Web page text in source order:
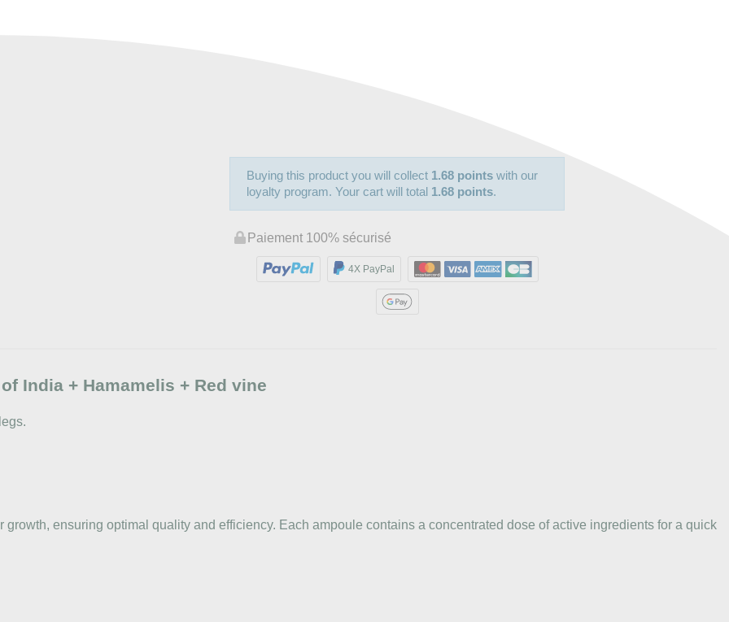
Buying this product you will collect 1.68 points with our
loyalty program. Your cart will total 1.68 points.
Paiement 100% sécurisé
4X PayPal
India + Hamamelis + Red vine
ensuring optimal quality and efficiency. Each ampoule contains a concentrated dose of active ingredients for a quick